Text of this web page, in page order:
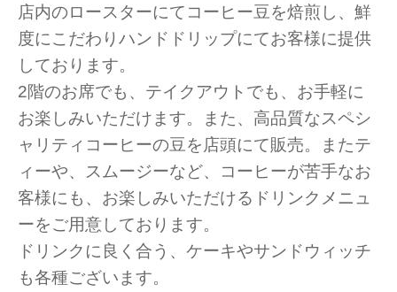
店内のロースターにてコーヒー豆を焙煎し、鮮
度にこだわりハンドドリップにてお客様に提供
しております。
2階のお席でも、テイクアウトでも、お手軽に
お楽しみいただけます。また、高品質なスペシ
ャリティコーヒーの豆を店頭にて販売。またテ
ィーや、スムージーなど、コーヒーが苦手なお
客様にも、お楽しみいただけるドリンクメニュ
ーをご用意しております。
ドリンクに良く合う、ケーキやサンドウィッチ
も各種ございます。